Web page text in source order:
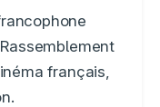
français,